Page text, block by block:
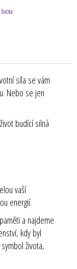
síla se vám
Nebo se jen
budící silná
vaší
energií.
a najdeme
kdy byl
života,